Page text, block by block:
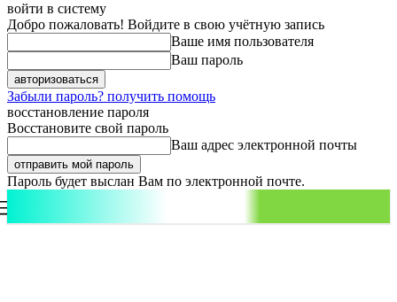
войти в систему
Добро пожаловать! Войдите в свою учётную запись
Ваше имя пользователя
Ваш пароль
Забыли пароль? получить помощь
восстановление пароля
Восстановите свой пароль
Ваш адрес электронной почты
Пароль будет выслан Вам по электронной почте.